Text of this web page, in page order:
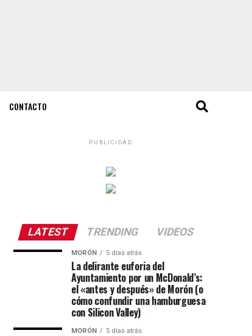
CONTACTO
PUBLICIDAD
LATEST TRENDING VIDEOS
MORÓN 5 días atrás
La delirante euforia del
Ayuntamiento por un McDonald’s:
el «antes y después» de Morón (o
cómo confundir una hamburguesa
con Silicon Valley)
MORÓN 5 días atrás